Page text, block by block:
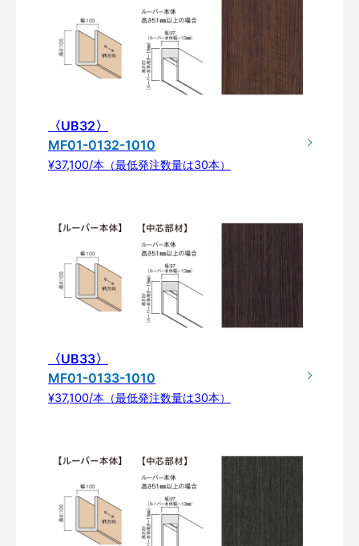
〈UB32〉
MF01-0132-1010
¥37,100/本（最低発注数量は30本）
〈UB33〉
MF01-0133-1010
¥37,100/本（最低発注数量は30本）